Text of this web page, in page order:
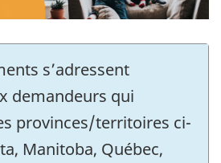
s’adressent
demandeurs qui
provinces/territoires ci-
Manitoba, Québec,